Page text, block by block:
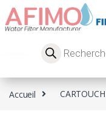
Accueil